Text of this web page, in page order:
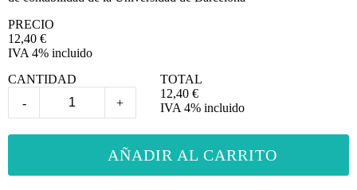
PRECIO
12,40 €
IVA 4% incluido
CANTIDAD
-
+
TOTAL
12,40 €
IVA 4% incluido
AÑADIR AL CARRITO